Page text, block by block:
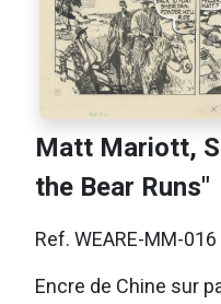
Matt Mariott,
the Bear Runs"
Ref. WEARE-MM-016
Encre de Chine sur